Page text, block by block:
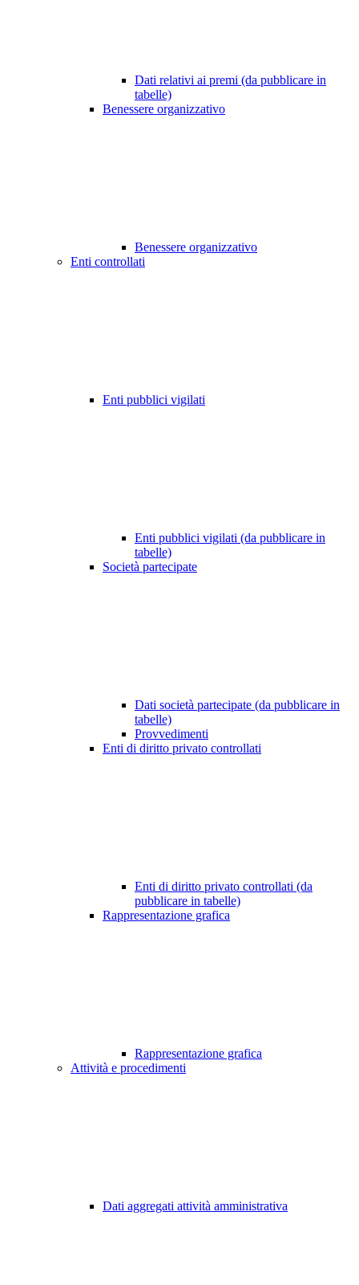
Dati relativi ai premi (da pubblicare in
tabelle)
Benessere organizzativo
Benessere organizzativo
Enti controllati
Enti pubblici vigilati
Enti pubblici vigilati (da pubblicare in
tabelle)
Società partecipate
Dati società partecipate (da pubblicare in
tabelle)
Provvedimenti
Enti di diritto privato controllati
Enti di diritto privato controllati (da
pubblicare in tabelle)
Rappresentazione grafica
Rappresentazione grafica
Attività e procedimenti
Dati aggregati attività amministrativa